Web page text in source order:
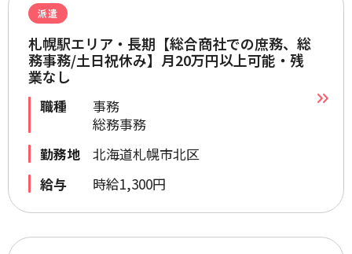
派遣
札幌駅エリア・長期【総合商社での庶務、総
務事務/土日祝休み】月20万円以上可能・残
業なし
職種
事務
総務事務
勤務地
北海道札幌市北区
給与
時給1,300円